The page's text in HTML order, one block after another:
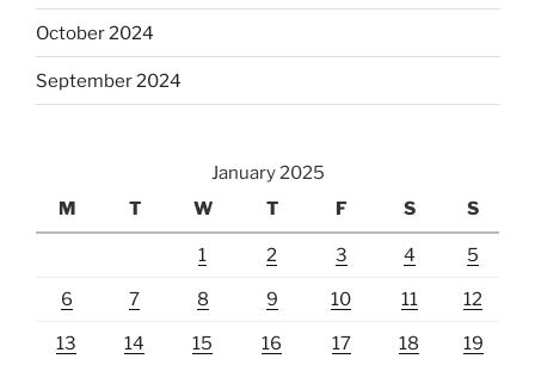
October 2024
September 2024
January 2025
M
T W T F S S
1 2 3 4 5
6 7 8 9 10 11 12
13 14 15 16 17 18 19